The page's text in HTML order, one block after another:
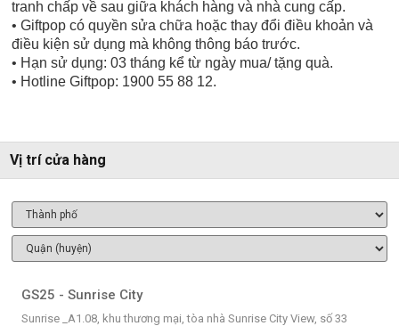
tranh chấp về sau giữa khách hàng và nhà cung cấp.
• Giftpop có quyền sửa chữa hoặc thay đổi điều khoản và
điều kiện sử dụng mà không thông báo trước.
• Hạn sử dụng: 03 tháng kể từ ngày mua/ tặng quà.
• Hotline Giftpop: 1900 55 88 12.
Vị trí cửa hàng
GS25 - Sunrise City
Sunrise _A1.08, khu thương mại, tòa nhà Sunrise City View, số 33